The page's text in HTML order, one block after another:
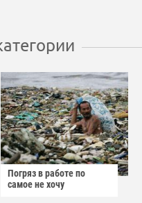
Погряз в работе по
самое не хочу